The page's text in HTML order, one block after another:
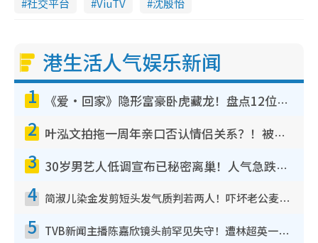
社交平台 ViuTV 沈殷怡
港生活人气娱乐新闻
1 《爱·回家》隐形富豪卧虎藏龙！盘点12位财气逼人的有钱艺人：这位美女3亿身家不愁做
2 叶泓文拍拖一周年亲口否认情侣关系？！被质疑感情造假竟称GM“普通同事”
3 30岁男艺人低调宣布已秘密离巢！人气急跌变失踪人口：“这几年过得并不容易”
4 简淑儿染金发剪短头发气质判若两人！吓坏老公麦大力都认不出：“你做什么？”
5 TVB新闻主播陈嘉欣镜头前罕见失守！遭林超英一句话突袭吓坏当场大笑